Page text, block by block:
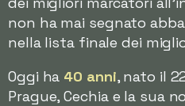
non ha mai segnato
nella lista finale dei
Oggi ha 40 anni, nato il
Prague, Cechia e la sua